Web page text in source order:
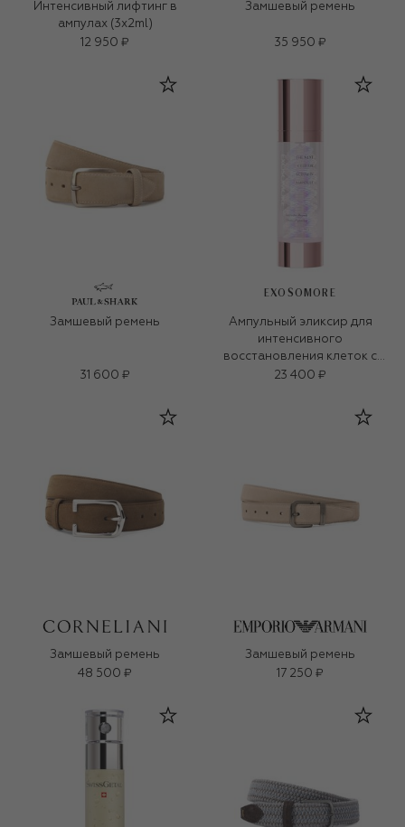
Интенсивный лифтинг в
ампулах (3x2ml)
12 950 ₽
Замшевый ремень
35 950 ₽
Замшевый ремень
31 600 ₽
EXOSOMORE
Ампульный эликсир для
интенсивного
восстановления клеток с
экзосомами (35ml)
23 400 ₽
Замшевый ремень
48 500 ₽
Замшевый ремень
17 250 ₽